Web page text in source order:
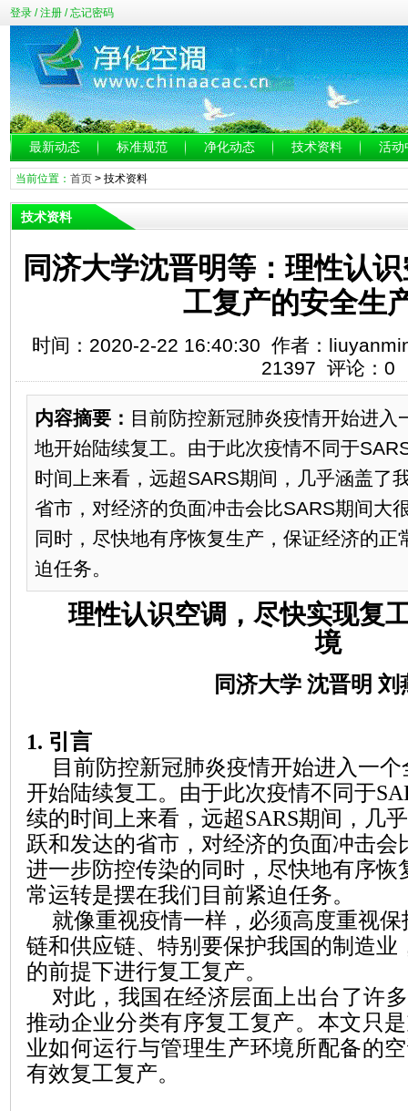
登录/注册/忘记密码
最新动态 标准规范 净化动态 技术资料 活动
当前位置： 首页> 技术资料
技术资料
同济大学沈晋明等：理性认
工复产的安全生
时间：2020-2-22 16:40:30 作者：
21397 评论：0
内容摘要： 目前防控新冠肺炎疫情开始进入
地开始陆续复工。由于此次疫情不同于
时间上来看，远超SARS期间，几乎涵盖了
省市，对经济的负面冲击会比SARS期间大
同时，尽快地有序恢复生产，保证经济的正
迫任务。
理性认识空调，尽快实现复
境
同济大学 沈晋明 刘
1. 引言
目前防控新冠肺炎疫情开始进入一
开始陆续复工。由于此次疫情不同于
续的时间上来看，远超SARS期间，几
跃和发达的省市 ， 对经济的负面冲击会
进一步防控传染的同时，尽快地有序恢
常运转是摆在我们目前紧迫任务。
就像重视疫情一样，必须高度重视
链和供应链、特别要保护我国的制造业
的前提下进行复工复产。
对此，我国在经济层面上出台了许
推动企业分类有序复工复产。本文只
业如何运行与管理生产环境所配备的
有效复工复产。